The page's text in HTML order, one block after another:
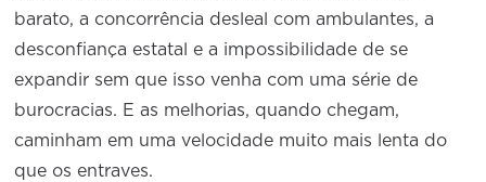
barato, a concorrência desleal com ambulantes, a
desconfiança estatal e a impossibilidade de se
expandir sem que isso venha com uma série de
burocracias. E as melhorias, quando chegam,
caminham em uma velocidade muito mais lenta do
que os entraves.